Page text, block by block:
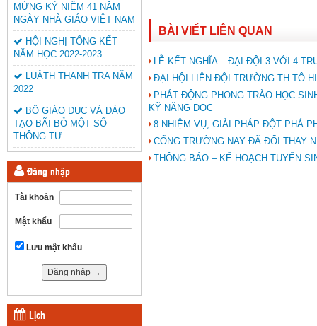
MỪNG KỶ NIỆM 41 NĂM
NGÀY NHÀ GIÁO VIỆT NAM
HỘI NGHỊ TỔNG KẾT
NĂM HỌC 2022-2023
LUÂTH THANH TRA NĂM
2022
BỘ GIÁO DỤC VÀ ĐÀO
TẠO BÃI BỎ MỘT SỐ
THÔNG TƯ
Đăng nhập
Tài khoản
Mật khẩu
Lưu mật khẩu
Lịch
BÀI VIẾT LIÊN QUAN
LỄ KẾT NGHĨA – ĐẠI ĐỘI 3 VỚI 4
ĐẠI HỘI LIÊN ĐỘI TRƯỜNG TH TÔ
PHÁT ĐỘNG PHONG TRÀO HỌC
KỸ NĂNG ĐỌC
8 NHIỆM VỤ, GIẢI PHÁP ĐỘT PHÁ
CỔNG TRƯỜNG NAY ĐÃ ĐỔI THAY
THÔNG BÁO – KẾ HOẠCH TUYỂN